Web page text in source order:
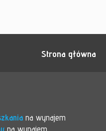
Strona główna
na wynajem
na wynajem